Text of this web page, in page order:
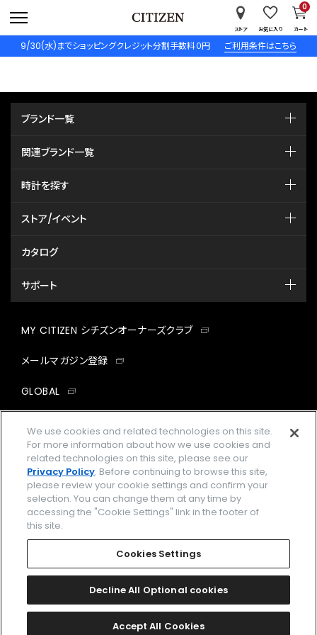
9/30(水)までショッピングクレジット分割手数料０円 ご利用条件はこちら
ストア お気に入り カート
0
ブランド一覧
関連ブランド一覧
時計を探す
ストア/イベント
カタログ
サポート
MY CITIZEN シチズンオーナーズクラブ
メールマガジン登録
GLOBAL
facebookinstagramtwitter
企業情報 ご利用規約
プライバシーポリシー Cookies Settings
Amazon PayはAmazon.com, Inc.またはその関連会社の商標です。
2026 CITIZEN WATCH CO., LTD.
We use cookies and related technologies on this site.
For more information about how we use cookies and
related technologies on this site, please see our
Privacy Policy. Before continuing to browse this site,
please review your cookie settings and confirm your
selection. You can change them at any time by
accessing the "Cookie Settings" link in the footer of
this site.
Cookies Settings
Decline All Optional cookies
Accept All Cookies